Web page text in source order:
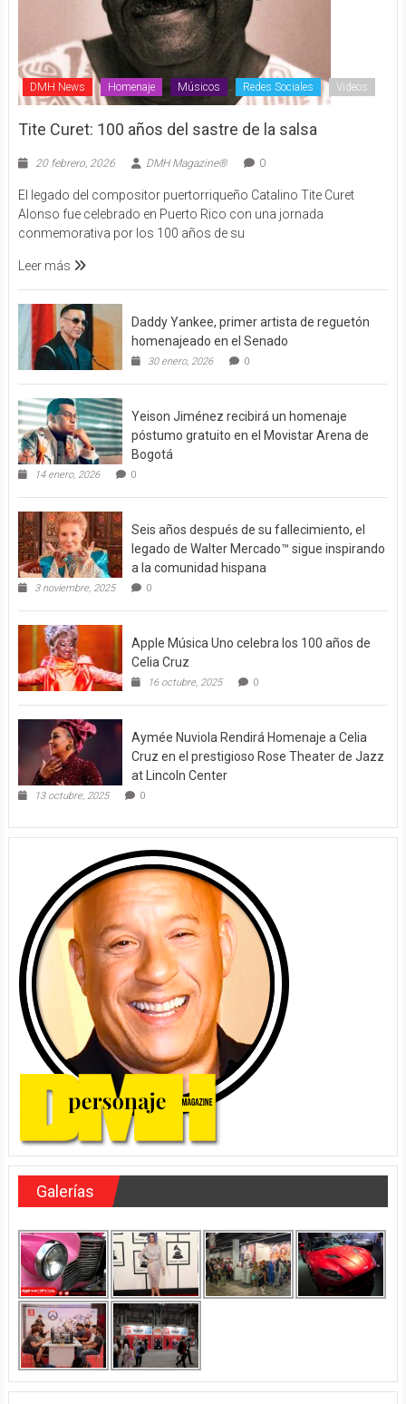
DMH News Homenaje Músicos Redes Sociales Videos
Tite Curet: 100 años del sastre de la salsa
20 febrero, 2026 DMH Magazine® 0
El legado del compositor puertorriqueño Catalino Tite Curet
Alonso fue celebrado en Puerto Rico con una jornada
conmemorativa por los 100 años de su
Leer más
Daddy Yankee, primer artista de reguetón
homenajeado en el Senado
30 enero, 2026 0
Yeison Jiménez recibirá un homenaje
póstumo gratuito en el Movistar Arena de
Bogotá
14 enero, 2026 0
Seis años después de su fallecimiento, el
legado de Walter Mercado™ sigue inspirando
a la comunidad hispana
3 noviembre, 2025 0
Apple Música Uno celebra los 100 años de
Celia Cruz
16 octubre, 2025 0
Aymée Nuviola Rendirá Homenaje a Celia
Cruz en el prestigioso Rose Theater de Jazz
at Lincoln Center
13 octubre, 2025 0
Galerías